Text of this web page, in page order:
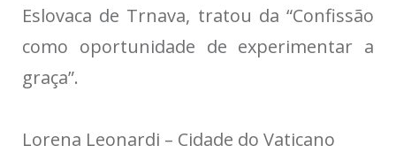
Eslovaca de Trnava, tratou da “Confissão
como oportunidade de experimentar a
graça”.
Lorena Leonardi – Cidade do Vaticano